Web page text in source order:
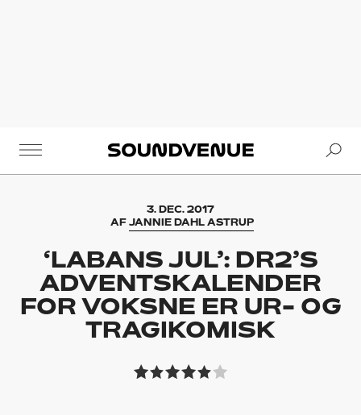
Soundvenue
3. DEC. 2017
AFJANNIE DAHL ASTRUP
‘LABANS JUL’: DR2’S
ADVENTSKALENDER
FOR VOKSNE ER UR- OG
TRAGIKOMISK